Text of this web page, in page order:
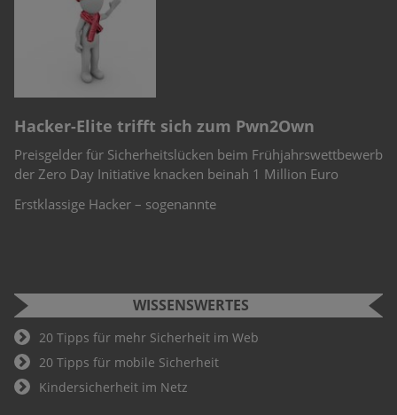
Hacker-Elite trifft sich zum Pwn2Own
Preisgelder für Sicherheitslücken beim Frühjahrswettbewerb
der Zero Day Initiative knacken beinah 1 Million Euro
Erstklassige Hacker – sogenannte
WISSENSWERTES
20 Tipps für mehr Sicherheit im Web
20 Tipps für mobile Sicherheit
Kindersicherheit im Netz